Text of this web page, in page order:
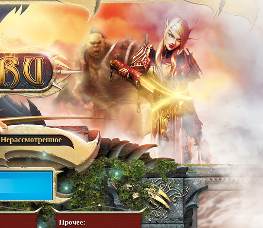
Нерассмотренное
Прочее: